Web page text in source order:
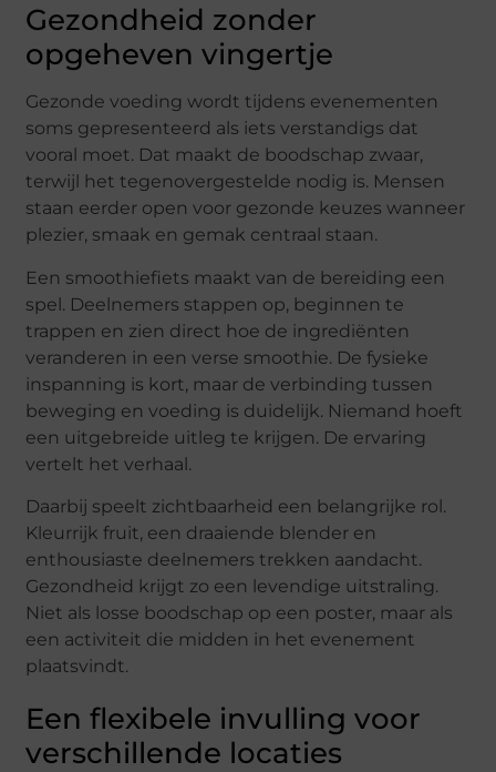
Gezondheid zonder
opgeheven vingertje
Gezonde voeding wordt tijdens evenementen
soms gepresenteerd als iets verstandigs dat
vooral moet. Dat maakt de boodschap zwaar,
terwijl het tegenovergestelde nodig is. Mensen
staan eerder open voor gezonde keuzes wanneer
plezier, smaak en gemak centraal staan.
Een smoothiefiets maakt van de bereiding een
spel. Deelnemers stappen op, beginnen te
trappen en zien direct hoe de ingrediënten
veranderen in een verse smoothie. De fysieke
inspanning is kort, maar de verbinding tussen
beweging en voeding is duidelijk. Niemand hoeft
een uitgebreide uitleg te krijgen. De ervaring
vertelt het verhaal.
Daarbij speelt zichtbaarheid een belangrijke rol.
Kleurrijk fruit, een draaiende blender en
enthousiaste deelnemers trekken aandacht.
Gezondheid krijgt zo een levendige uitstraling.
Niet als losse boodschap op een poster, maar als
een activiteit die midden in het evenement
plaatsvindt.
Een flexibele invulling voor
verschillende locaties